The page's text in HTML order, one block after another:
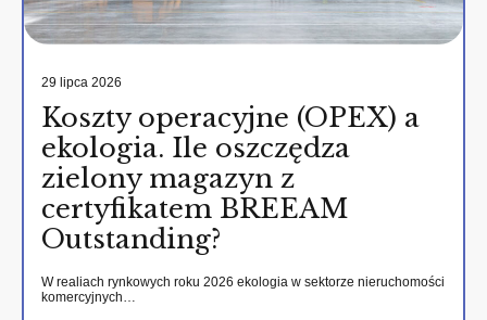
29 lipca 2026
Koszty operacyjne (OPEX) a
ekologia. Ile oszczędza
zielony magazyn z
certyfikatem BREEAM
Outstanding?
W realiach rynkowych roku 2026 ekologia w sektorze nieruchomości
komercyjnych…